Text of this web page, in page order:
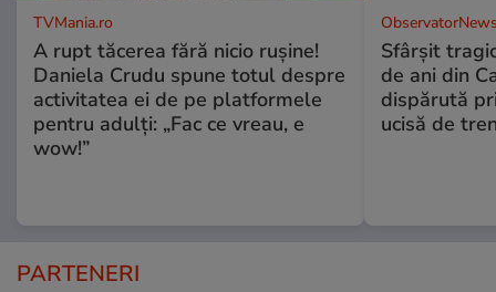
TVMania.ro
A rupt tăcerea fără nicio rușine!
Daniela Crudu spune totul despre
activitatea ei de pe platformele
pentru adulți: „Fac ce vreau, e
wow!”
Sfârşit
de ani din
dispărută
ucisă de
PARTENERI